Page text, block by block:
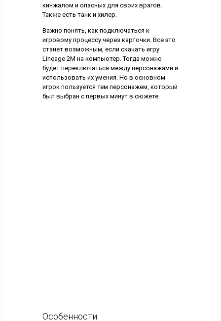
кинжалом и опасных для своих врагов.
Также есть танк и хилер.
Важно понять, как подключаться к
игровому процессу через карточки. Все это
станет возможным, если скачать игру
Lineage 2M на компьютер. Тогда можно
будет переключаться между персонажами и
использовать их умения. Но в основном
игрок пользуется тем персонажем, который
был выбран с первых минут в сюжете.
Особенности